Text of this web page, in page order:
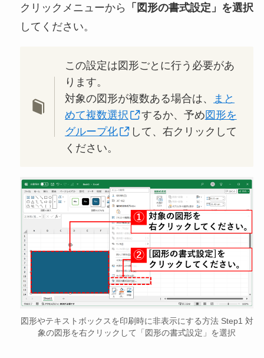
クリックメニューから
「図形の書式設定」を選択
してください。
この設定は図形ごとに行う必要があ
ります。
対象の図形が複数ある場合は、
まと
めて複数選択
するか、予め図形を
グループ化
して、右クリックして
ください。
図形やテキストボックスを印刷時に非表示にする方法 Step1 対
象の図形を右クリックして「図形の書式設定」を選択